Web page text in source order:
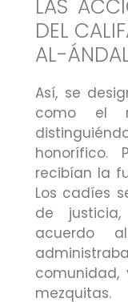
LAS
DEL
AL-
Así, se
como el
honorífico.
recibían la
Los cadíes
de
acuerdo
mezquitas.